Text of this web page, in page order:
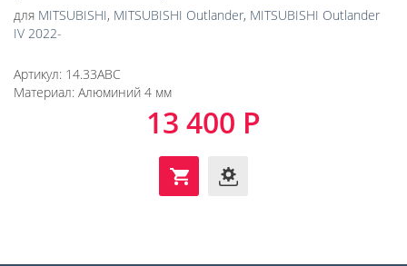
для MITSUBISHI, MITSUBISHI Outlander, MITSUBISHI Outlander
IV 2022-
Артикул: 14.33ABC
Материал: Алюминий 4 мм
13 400 Р